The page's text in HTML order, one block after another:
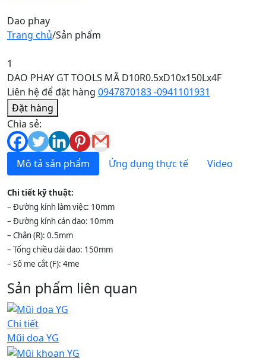
Dao phay
Trang chủ/Sản phẩm
1
DAO PHAY GT TOOLS MÃ D10R0.5xD10x150Lx4F
Liên hệ để đặt hàng 0947870183 -0941101931
Đặt hàng
Chia sẻ:
Mô tả sản phẩm Ứng dụng thực tế Video
Chi tiết kỹ thuật:
– Đường kính làm việc: 10mm
– Đường kính cán dao: 10mm
– Chân (R): 0.5mm
– Tổng chiều dài dao: 150mm
– Số me cắt (F): 4me
Sản phẩm liên quan
Chi tiết
Mũi doa YG